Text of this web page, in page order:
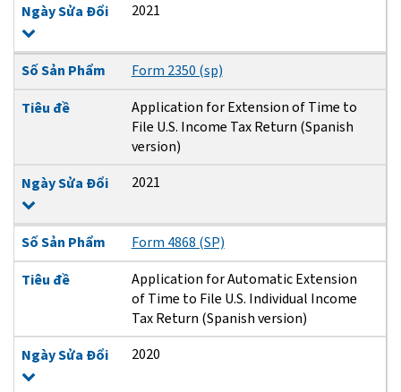
Ngày Sửa Đổi
2021
Số Sản Phẩm
Form 2350 (sp)
Tiêu đề
Application for Extension of Time to
File U.S. Income Tax Return (Spanish
version)
Ngày Sửa Đổi
2021
Số Sản Phẩm
Form 4868 (SP)
Tiêu đề
Application for Automatic Extension
of Time to File U.S. Individual Income
Tax Return (Spanish version)
Ngày Sửa Đổi
2020